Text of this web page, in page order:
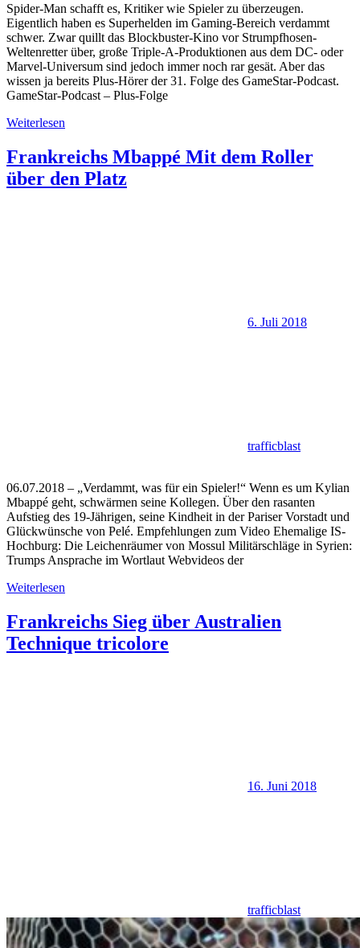
Spider-Man schafft es, Kritiker wie Spieler zu überzeugen.
Eigentlich haben es Superhelden im Gaming-Bereich verdammt
schwer. Zwar quillt das Blockbuster-Kino vor Strumpfhosen-
Weltenretter über, große Triple-A-Produktionen aus dem DC- oder
Marvel-Universum sind jedoch immer noch rar gesät. Aber das
wissen ja bereits Plus-Hörer der 31. Folge des GameStar-Podcast.
GameStar-Podcast – Plus-Folge
Weiterlesen
Frankreichs Mbappé Mit dem Roller
über den Platz
6. Juli 2018
trafficblast
06.07.2018 – „Verdammt, was für ein Spieler!“ Wenn es um Kylian
Mbappé geht, schwärmen seine Kollegen. Über den rasanten
Aufstieg des 19-Jährigen, seine Kindheit in der Pariser Vorstadt und
Glückwünsche von Pelé. Empfehlungen zum Video Ehemalige IS-
Hochburg: Die Leichenräumer von Mossul Militärschläge in Syrien:
Trumps Ansprache im Wortlaut Webvideos der
Weiterlesen
Frankreichs Sieg über Australien
Technique tricolore
16. Juni 2018
trafficblast